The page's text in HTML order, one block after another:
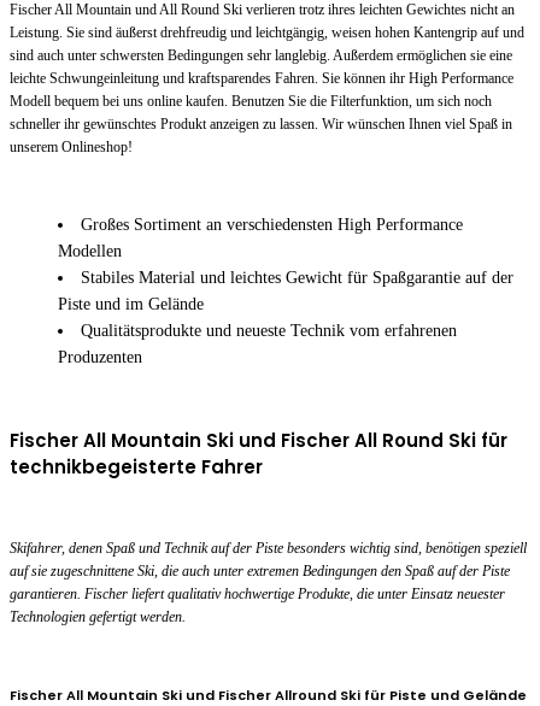
Fischer All Mountain und All Round Ski verlieren trotz ihres leichten Gewichtes nicht an
Leistung. Sie sind äußerst drehfreudig und leichtgängig, weisen hohen Kantengrip auf und
sind auch unter schwersten Bedingungen sehr langlebig. Außerdem ermöglichen sie eine
leichte Schwungeinleitung und kraftsparendes Fahren. Sie können ihr High Performance
Modell bequem bei uns online kaufen. Benutzen Sie die Filterfunktion, um sich noch
schneller ihr gewünschtes Produkt anzeigen zu lassen. Wir wünschen Ihnen viel Spaß in
unserem Onlineshop!
Großes Sortiment an verschiedensten High Performance
Modellen
Stabiles Material und leichtes Gewicht für Spaßgarantie auf der
Piste und im Gelände
Qualitätsprodukte und neueste Technik vom erfahrenen
Produzenten
Fischer All Mountain Ski und Fischer All Round Ski für
technikbegeisterte Fahrer
Skifahrer, denen Spaß und Technik auf der Piste besonders wichtig sind, benötigen speziell
auf sie zugeschnittene Ski, die auch unter extremen Bedingungen den Spaß auf der Piste
garantieren. Fischer liefert qualitativ hochwertige Produkte, die unter Einsatz neuester
Technologien gefertigt werden.
Fischer All Mountain Ski und Fischer Allround Ski für Piste und Gelände